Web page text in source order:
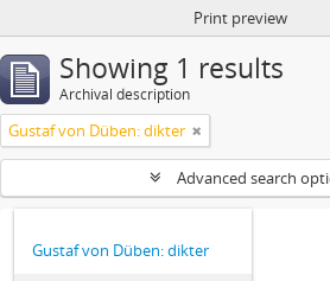
Print preview
Showing 1 results
Archival description
Gustaf von Düben: dikter
Advanced search
Gustaf von Düben: dikter